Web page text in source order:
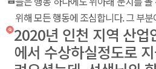
위해 모든 행동에 조심합니다. 그 부
2020년 인천 지역 산업
에서 수상하실정도로